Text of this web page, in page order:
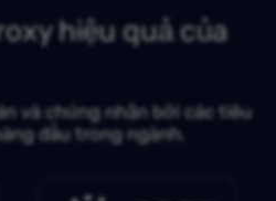
hiệu quả của
và chứng nhận bởi các tiêu
đầu trong ngành.